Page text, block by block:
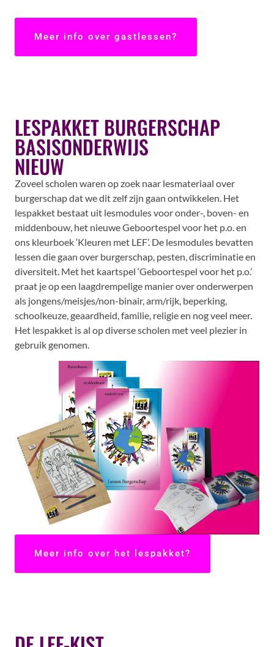
Meer info over gastlessen?
LESPAKKET BURGERSCHAP
BASISONDERWIJS
NIEUW
Zoveel scholen waren op zoek naar lesmateriaal over
burgerschap dat we dit zelf zijn gaan ontwikkelen. Het
lespakket bestaat uit lesmodules voor onder-, boven- en
middenbouw, het nieuwe Geboortespel voor het p.o. en
ons kleurboek ‘Kleuren met LEF’. De lesmodules bevatten
lessen die gaan over burgerschap, pesten, discriminatie en
diversiteit. Met het kaartspel ‘Geboortespel voor het p.o.’
praat je op een laagdrempelige manier over onderwerpen
als jongens/meisjes/non-binair, arm/rijk, beperking,
schoolkeuze, geaardheid, familie, religie en nog veel meer.
Het lespakket is al op diverse scholen met veel plezier in
gebruik genomen.
Meer info over het lespakket?